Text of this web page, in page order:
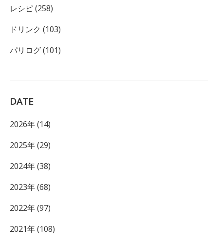
レシピ (258)
ドリンク (103)
パリログ (101)
DATE
2026年 (14)
2025年 (29)
2024年 (38)
2023年 (68)
2022年 (97)
2021年 (108)